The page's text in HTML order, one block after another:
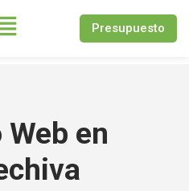
Presupuesto
en